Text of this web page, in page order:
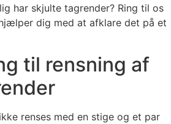
har skjulte tagrender? Ring til os
dig med at afklare det på et
til rensning af
renses med en stige og et par